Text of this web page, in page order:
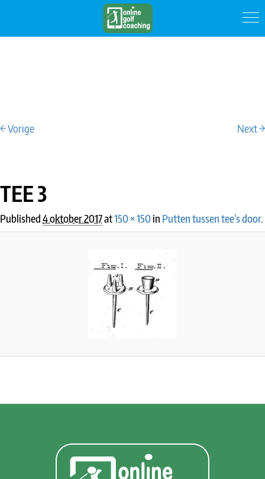
IMAGE NAVIGATION
← Vorige Next →
TEE 3
Published4 oktober 2017at150 × 150in Putten tussen tee’s door.